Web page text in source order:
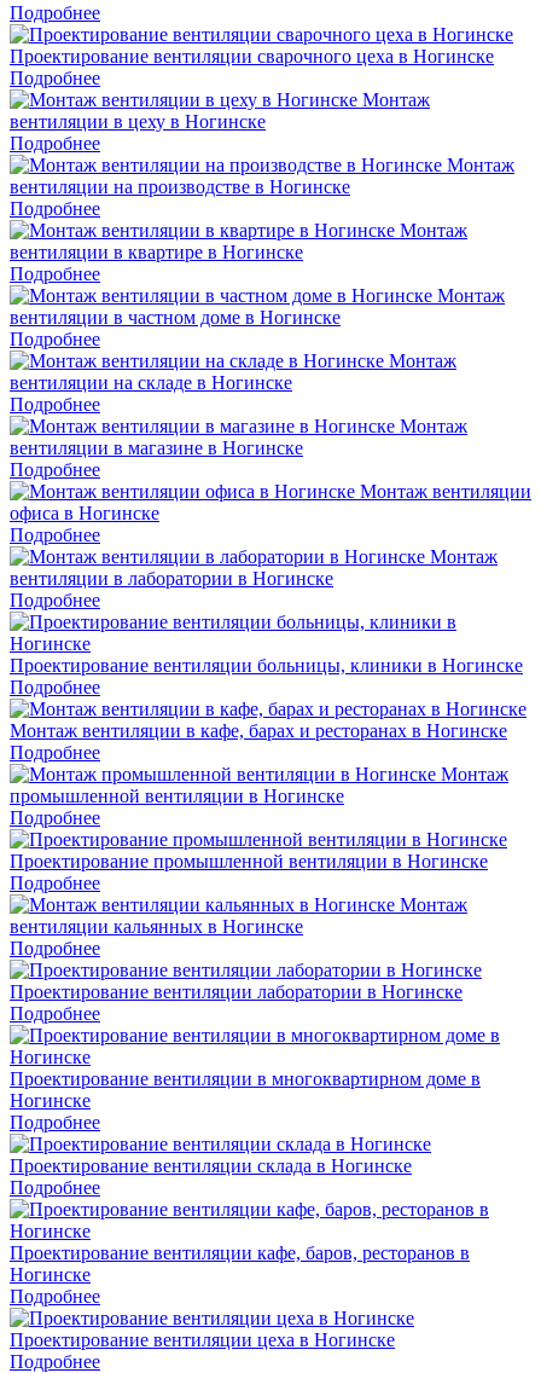
Подробнее
Проектирование вентиляции сварочного цеха в Ногинске
Подробнее
Монтаж
вентиляции в цеху в Ногинске
Подробнее
Монтаж
вентиляции на производстве в Ногинске
Подробнее
Монтаж
вентиляции в квартире в Ногинске
Подробнее
Монтаж
вентиляции в частном доме в Ногинске
Подробнее
Монтаж
вентиляции на складе в Ногинске
Подробнее
Монтаж
вентиляции в магазине в Ногинске
Подробнее
Монтаж вентиляции
офиса в Ногинске
Подробнее
Монтаж
вентиляции в лаборатории в Ногинске
Подробнее
Проектирование вентиляции больницы, клиники в Ногинске
Подробнее
Монтаж вентиляции в кафе, барах и ресторанах в Ногинске
Подробнее
Монтаж
промышленной вентиляции в Ногинске
Подробнее
Проектирование промышленной вентиляции в Ногинске
Подробнее
Монтаж
вентиляции кальянных в Ногинске
Подробнее
Проектирование вентиляции лаборатории в Ногинске
Подробнее
Проектирование вентиляции в многоквартирном доме в
Ногинске
Подробнее
Проектирование вентиляции склада в Ногинске
Подробнее
Проектирование вентиляции кафе, баров, ресторанов в
Ногинске
Подробнее
Проектирование вентиляции цеха в Ногинске
Подробнее